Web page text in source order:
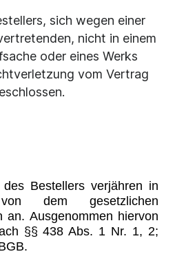
sich wegen einer
nicht in einem
oder eines Werks
vom Vertrag
des Bestellers verjähren in
dem gesetzlichen
an. Ausgenommen hiervon
§§ 438 Abs. 1 Nr. 1, 2;